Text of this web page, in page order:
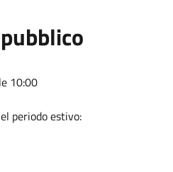
10:00
periodo estivo: